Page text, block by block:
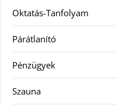
Oktatás-Tanfolyam
Párátlanító
Pénzügyek
Szauna